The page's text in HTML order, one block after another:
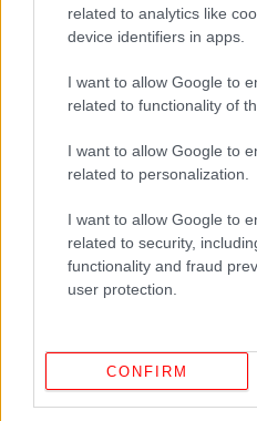
related to analytics like
device identifiers in apps.
I want to allow Google to
related to functionality of
I want to allow Google to
related to personalization.
I want to allow Google to
related to security,
functionality and fraud
user protection.
CONFIRM
Καιρός: Νεφώσεις
βροχές κυρίως στα